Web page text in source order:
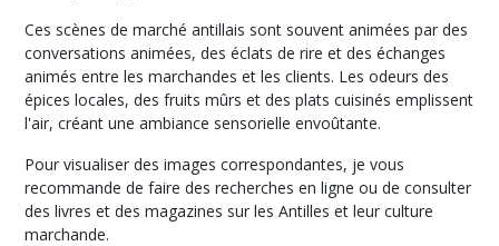
Ces scènes de marché antillais sont souvent animées par des
conversations animées, des éclats de rire et des échanges
animés entre les marchandes et les clients. Les odeurs des
épices locales, des fruits mûrs et des plats cuisinés emplissent
l'air, créant une ambiance sensorielle envoûtante.
Pour visualiser des images correspondantes, je vous
recommande de faire des recherches en ligne ou de consulter
des livres et des magazines sur les Antilles et leur culture
marchande.